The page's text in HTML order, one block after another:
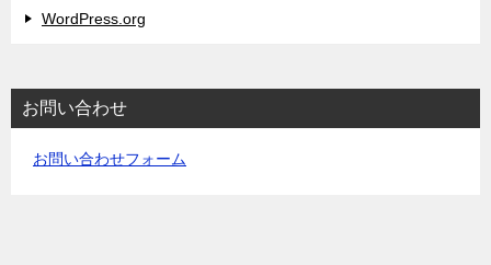
WordPress.org
お問い合わせ
お問い合わせフォーム